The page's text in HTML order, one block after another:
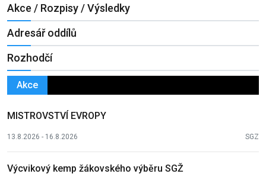
Akce / Rozpisy / Výsledky
Adresář oddílů
Rozhodčí
Akce
MISTROVSTVÍ EVROPY
13.8.2026 - 16.8.2026 SGZ
Výcvikový kemp žákovského výběru SGŽ